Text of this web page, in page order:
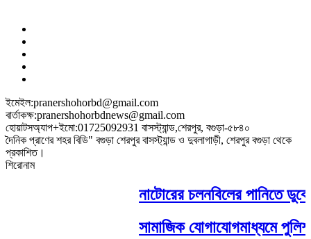
ইমেইল:pranershohorbd@gmail.com
বার্তাকক্ষ:pranershohorbdnews@gmail.com
হোয়াটসঅ্যাপ+ইমো:01725092931 বাসস্ট্যান্ড,শেরপুর, বগুড়া-৫৮৪০
দৈনিক প্রাণের শহর বিডি" বগুড়া শেরপুর বাসস্ট্যান্ড ও দুবলাগাড়ী, শেরপুর বগুড়া থেকে
প্রকাশিত।
শিরোনাম
নাটোরের চলনবিলের পানিতে ডুবে
সামাজিক যোগাযোগমাধ্যমে